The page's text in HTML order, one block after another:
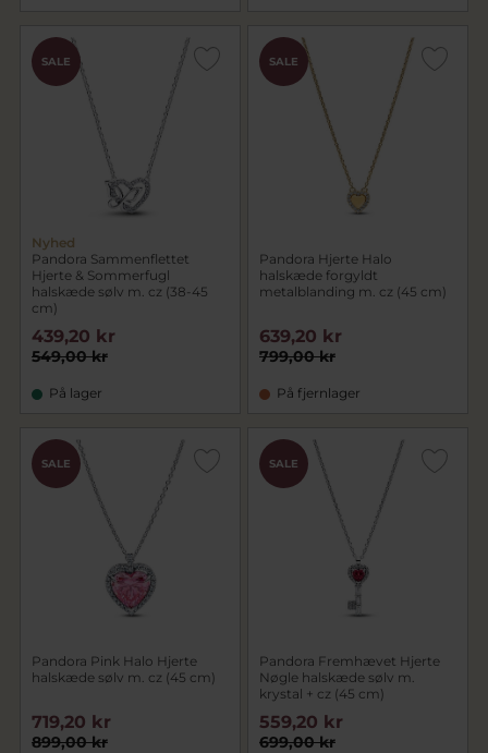
SALE
Nyhed
Pandora Sammenflettet
Hjerte & Sommerfugl
halskæde sølv m. cz (38-45
cm)
549,00 kr
439,20 kr
På lager
SALE
Pandora Hjerte Halo
halskæde forgyldt
metalblanding m. cz (45 cm)
799,00 kr
639,20 kr
På fjernlager
SALE
Pandora Pink Halo Hjerte
halskæde sølv m. cz (45 cm)
899,00 kr
719,20 kr
SALE
Pandora Fremhævet Hjerte
Nøgle halskæde sølv m.
krystal + cz (45 cm)
699,00 kr
559,20 kr